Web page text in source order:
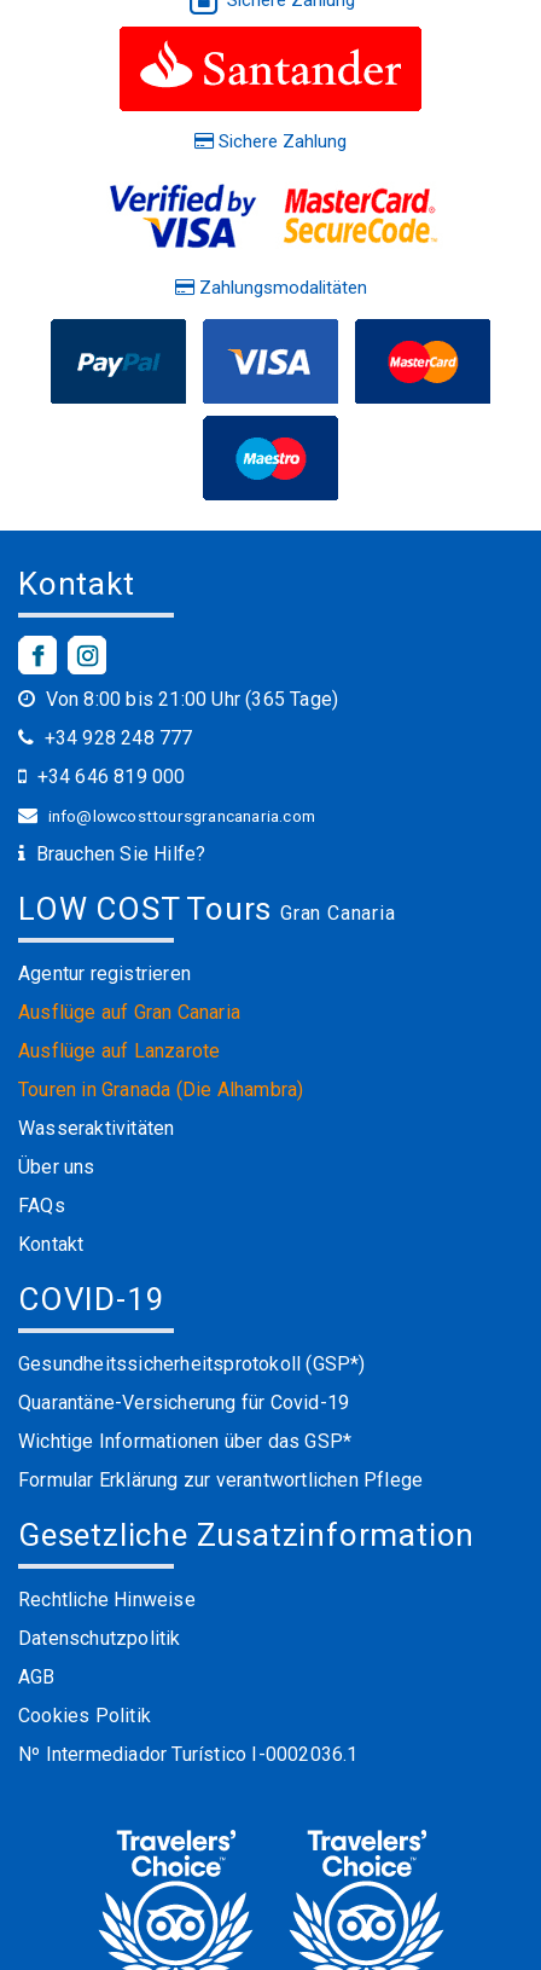
Sichere Zahlung
Zahlungsmodalitäten
Kontakt
Von 8:00 bis 21:00 Uhr (365 Tage)
+34 928 248 777
+34 646 819 000
info@lowcosttoursgrancanaria.com
Brauchen Sie Hilfe?
LOW COST Tours Gran Canaria
Agentur registrieren
Ausflüge auf Gran Canaria
Ausflüge auf Lanzarote
Touren in Granada (Die Alhambra)
Wasseraktivitäten
Über uns
FAQs
Kontakt
COVID-19
Gesundheitssicherheitsprotokoll (GSP*)
Quarantäne-Versicherung für Covid-19
Wichtige Informationen über das GSP*
Formular Erklärung zur verantwortlichen Pflege
Gesetzliche Zusatzinformation
Rechtliche Hinweise
Datenschutzpolitik
AGB
Cookies Politik
Nº Intermediador Turístico I-0002036.1